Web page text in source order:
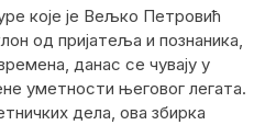
које је Вељко Петровић
од пријатеља и познаника,
данас се чувају у
уметности његовог легата.
дела, ова збирка